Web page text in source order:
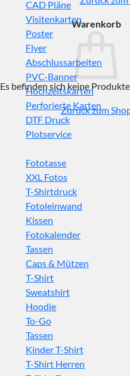
Warenkorb
Es befinden sich keine
Zurück zum
CAD Pläne
Visitenkarten
Poster
Flyer
Abschlussarbeiten
PVC-Banner
Hochzeitskarten
Perforierte Karten
DTF Druck
Plotservice
Fototasse
XXL Fotos
T-Shirtdruck
Fotoleinwand
Kissen
Fotokalender
Tassen
Caps & Mützen
T-Shirt
Sweatshirt
Hoodie
To-Go
Tassen
Kinder T-Shirt
T-Shirt Herren